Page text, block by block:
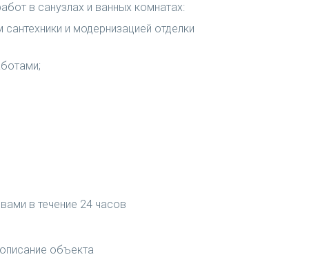
в санузлах и ванных комнатах:
и модернизацией отделки
в течение 24 часов
объекта